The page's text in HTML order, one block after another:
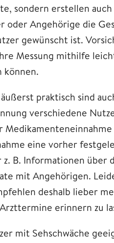
sondern erstellen
oder Angehörige die
gewünscht ist.
Messung mithilfe
können.
praktisch sind
verschiedene
eine vorher
B. Informationen
mit Angehörigen.
deshalb lieber
erinnern zu
mit Sehschwäche